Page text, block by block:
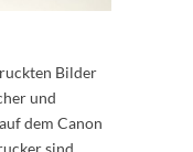
Bilder
und
dem Canon
sind